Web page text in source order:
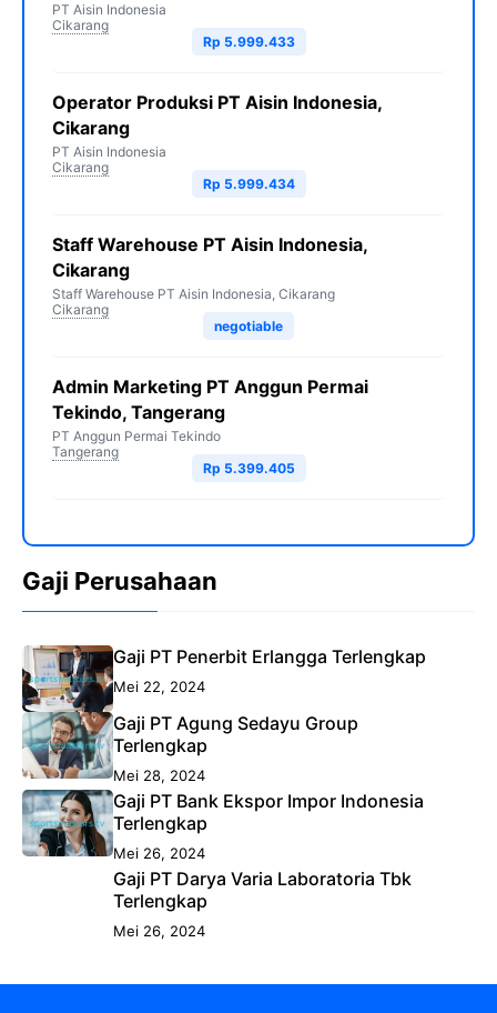
PT Aisin Indonesia
Cikarang
Rp 5.999.433
Operator Produksi PT Aisin Indonesia,
Cikarang
PT Aisin Indonesia
Cikarang
Rp 5.999.434
Staff Warehouse PT Aisin Indonesia,
Cikarang
Staff Warehouse PT Aisin Indonesia, Cikarang
Cikarang
negotiable
Admin Marketing PT Anggun Permai
Tekindo, Tangerang
PT Anggun Permai Tekindo
Tangerang
Rp 5.399.405
Gaji Perusahaan
Gaji PT Penerbit Erlangga Terlengkap
Mei 22, 2024
Gaji PT Agung Sedayu Group
Terlengkap
Mei 28, 2024
Gaji PT Bank Ekspor Impor Indonesia
Terlengkap
Mei 26, 2024
Gaji PT Darya Varia Laboratoria Tbk
Terlengkap
Mei 26, 2024